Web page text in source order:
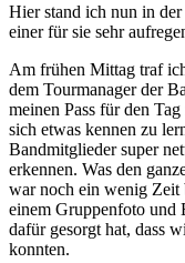
Hier stand ich nun in
einer für sie sehr
Am frühen Mittag traf
dem Tourmanager der
meinen Pass für den
sich etwas kennen zu
Bandmitglieder super
erkennen. Was den
war noch ein wenig Zeit
einem Gruppenfoto und
dafür gesorgt hat, dass
konnten.